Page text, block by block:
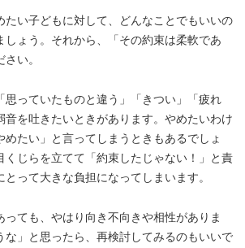
い子どもに対して、どんなことでもいいの
しょう。それから、「その約束は柔軟であ
い。
っていたものと違う」「きつい」「疲れ
音を吐きたいときがあります。やめたいわけ
めたい」と言ってしまうときもあるでしょ
くじらを立てて「約束したじゃない！」と責
って大きな負担になってしまいます。
ても、やはり向き不向きや相性がありま
な」と思ったら、再検討してみるのもいいで